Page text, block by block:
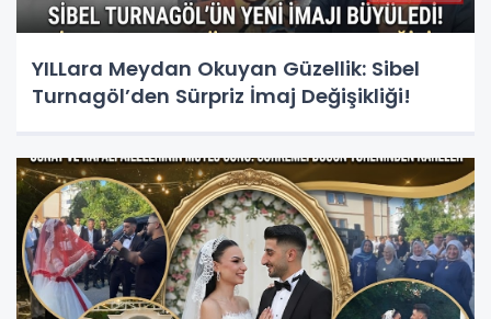
YILLara Meydan Okuyan Güzellik: Sibel
Turnagöl’den Sürpriz İmaj Değişikliği!